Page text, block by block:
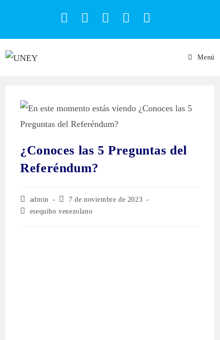
Menú
¿Conoces las 5 Preguntas del
Referéndum?
admin
7 de noviembre de 2023
esequibo venezolano